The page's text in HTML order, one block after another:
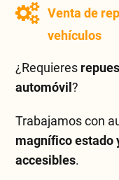
Venta de
vehículos
¿Requieres
automóvil?
Trabajamos con
magnífico estado
accesibles.